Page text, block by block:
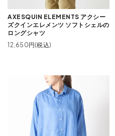
AXESQUIN ELEMENTS アクシー
ズクインエレメンツ ソフトシェルの
ロングシャツ
12,650円(税込)